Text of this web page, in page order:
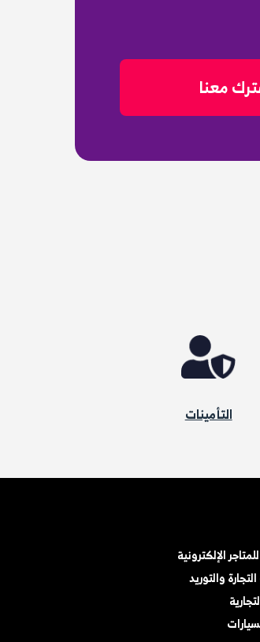
معنا
التأمينات
الإلكترونية
والتوريد